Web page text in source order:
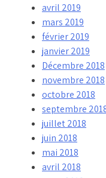
avril 2019
mars 2019
février 2019
janvier 2019
Décembre 2018
novembre 2018
octobre 2018
septembre
juillet 2018
juin 2018
mai 2018
avril 2018